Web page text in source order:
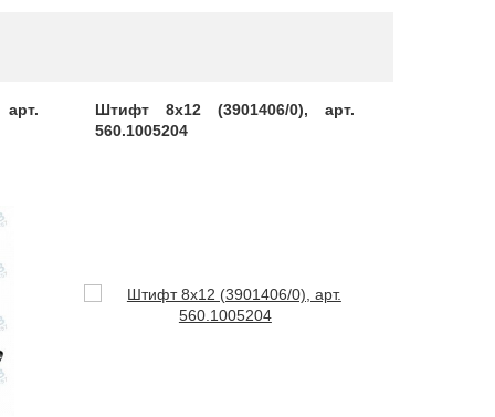
Штифт 8х12 (3901406/0), арт.
560.1005204